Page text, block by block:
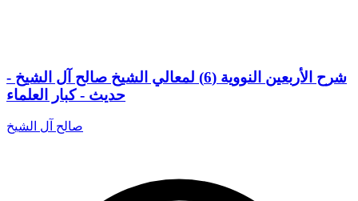
شرح الأربعين النووية (6) لمعالي الشيخ صالح آل الشيخ -
حديث - كبار العلماء
صالح آل الشيخ